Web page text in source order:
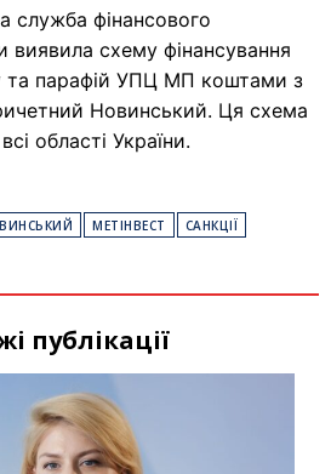
служба фінансового
виявила схему фінансування
та парафій УПЦ МП коштами з
Новинський. Ця схема
області України.
МЕТІНВЕСТ САНКЦІЇ
публікації